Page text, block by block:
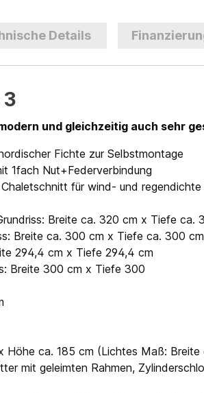
Details
und gleichzeitig auch sehr
Fichte zur Selbstmontage
1fach Nut+Federverbindung
für wind- und
Breite ca. 320 cm x Tiefe ca.
Breite ca. 300 cm x Tiefe ca. 300 cm
294,4 cm x Tiefe 294,4 cm
Breite 300 cm x Tiefe 300
Höhe ca. 185 cm (Lichtes Maß:
mit geleimten Rahmen,